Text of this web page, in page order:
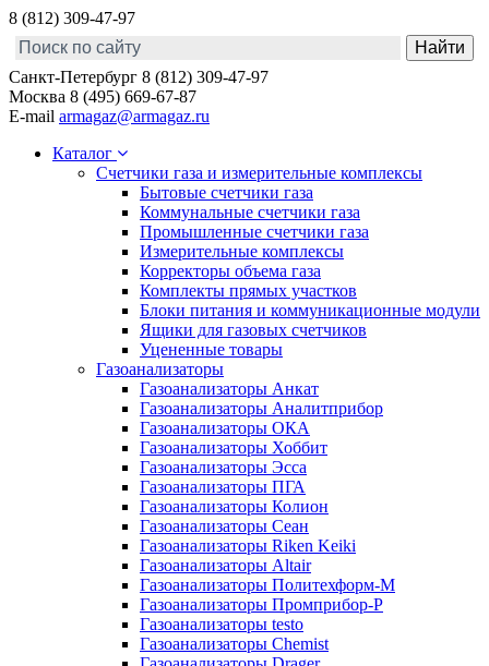
8 (812) 309-47-97
Санкт-Петербург 8 (812) 309-47-97
Москва 8 (495) 669-67-87
E-mail armagaz@armagaz.ru
Каталог
Счетчики газа и измерительные комплексы
Бытовые счетчики газа
Коммунальные счетчики газа
Промышленные счетчики газа
Измерительные комплексы
Корректоры объема газа
Комплекты прямых участков
Блоки питания и коммуникационные модули
Ящики для газовых счетчиков
Уцененные товары
Газоанализаторы
Газоанализаторы Анкат
Газоанализаторы Аналитприбор
Газоанализаторы ОКА
Газоанализаторы Хоббит
Газоанализаторы Эсса
Газоанализаторы ПГА
Газоанализаторы Колион
Газоанализаторы Сеан
Газоанализаторы Riken Keiki
Газоанализаторы Altair
Газоанализаторы Политехформ-М
Газоанализаторы Промприбор-Р
Газоанализаторы testo
Газоанализаторы Chemist